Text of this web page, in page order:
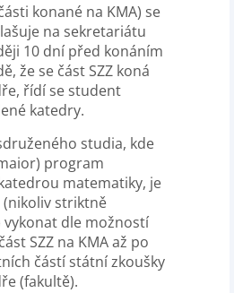
konané na KMA) se
na sekretariátu
10 dní před konáním
že se část SZZ koná
řídí se student
katedry.
studia, kde
program
matematiky, je
striktně
vykonat dle možností
SZZ na KMA až po
částí státní zkoušky
(fakultě).